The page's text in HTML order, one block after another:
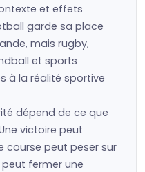
et effets
garde sa place
mais rugby,
et sports
à la réalité sportive
dépend de ce que
victoire peut
course peut peser sur
fermer une